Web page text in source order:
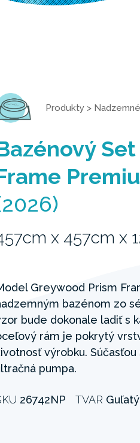
Produkty >
x 457cm x
Greywood Prism
bazénom zo
bude dokonale ladiť s
rám je pokrytý
výrobku.
pumpa.
26742NP TVAR Guľatý